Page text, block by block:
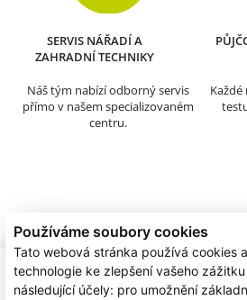
Používáme soubory cookies
Tato webová stránka používá cookies
technologie ke zlepšení vašeho
následující účely: pro umožnění
SERVIS NÁŘADÍ A
ZAHRADNÍ TECHNIKY
Náš tým nabízí odborný servis
přímo v našem specializovaném
centru.